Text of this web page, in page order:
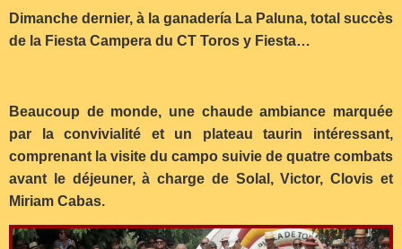
Dimanche dernier, à la ganadería La Paluna, total succès
de la Fiesta Campera du CT Toros y Fiesta…
Beaucoup de monde, une chaude ambiance marquée
par la convivialité et un plateau taurin intéressant,
comprenant la visite du campo suivie de quatre combats
avant le déjeuner, à charge de Solal, Victor, Clovis et
Miriam Cabas.